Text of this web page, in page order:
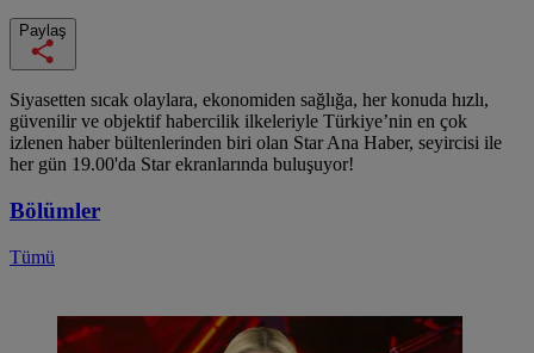
Paylaş
Siyasetten sıcak olaylara, ekonomiden sağlığa, her konuda hızlı,
güvenilir ve objektif habercilik ilkeleriyle Türkiye’nin en çok
izlenen haber bültenlerinden biri olan Star Ana Haber, seyircisi ile
her gün 19.00'da Star ekranlarında buluşuyor!
Bölümler
Tümü